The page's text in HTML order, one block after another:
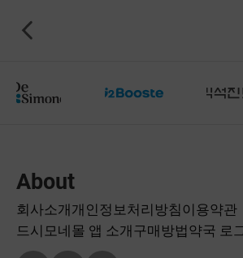
About
회사소개개인정보처리방침 이용약관
드시모네몰 앱 소개구매방법 약국 로